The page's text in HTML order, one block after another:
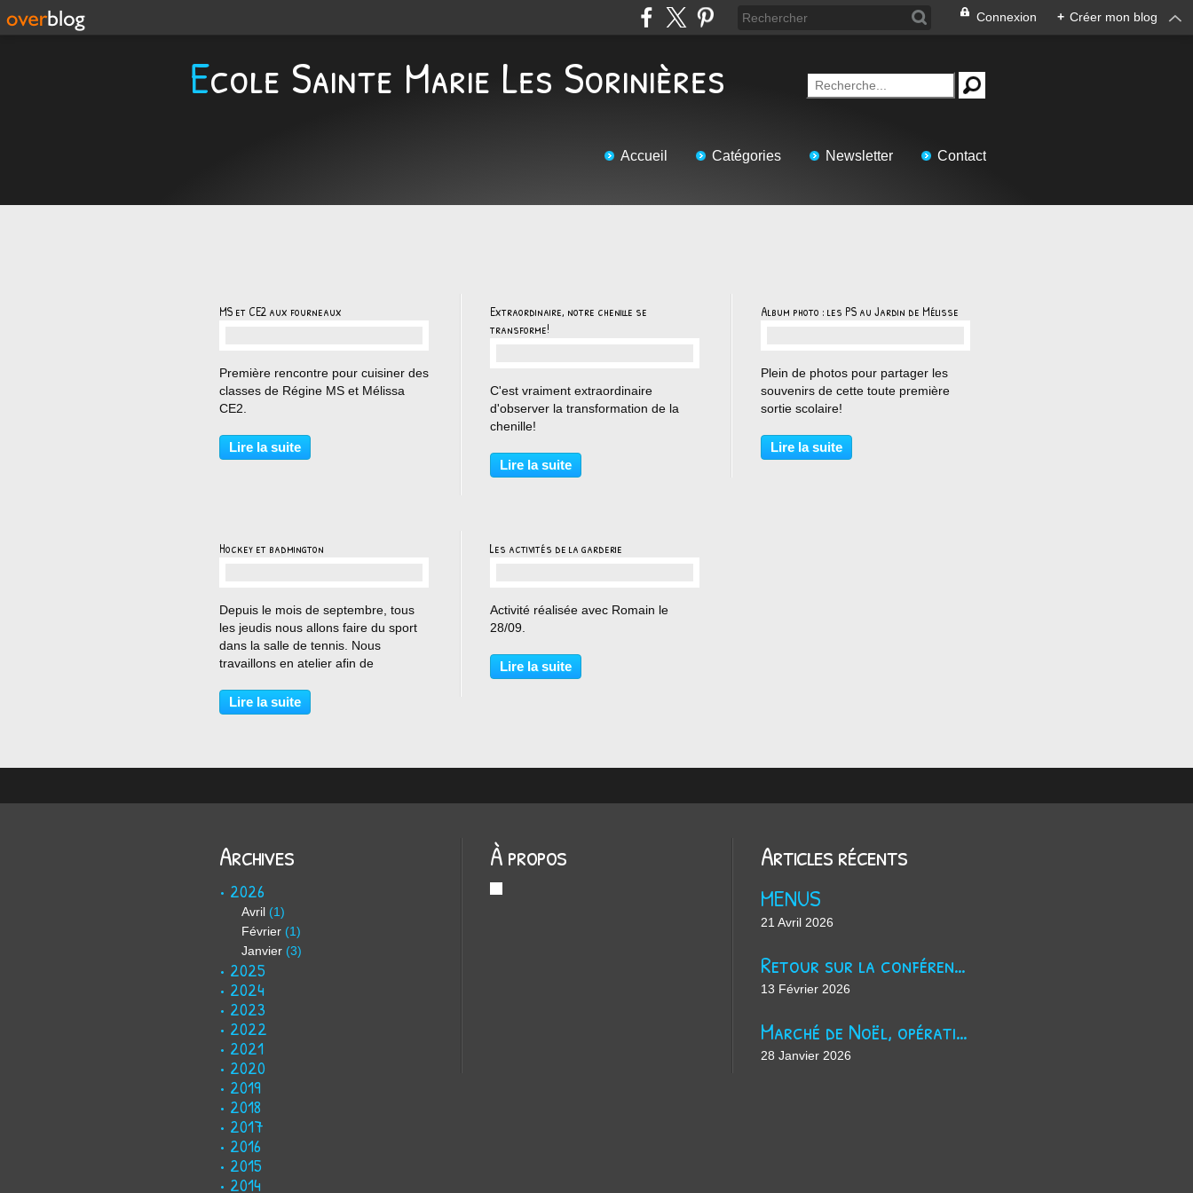
Connexion + Créer mon blog
Ecole Sainte Marie Les Sorinières
Accueil Catégories Newsletter Contact
MS et CE2 aux fourneaux
Première rencontre pour cuisiner des
classes de Régine MS et Mélissa
CE2.
Lire la suite
Extraordinaire, notre chenille se
transforme!
C'est vraiment extraordinaire
d'observer la transformation de la
chenille!
Lire la suite
Album photo : les PS au Jardin de Mélisse
Plein de photos pour partager les
souvenirs de cette toute première
sortie scolaire!
Lire la suite
Hockey et badmington
Depuis le mois de septembre, tous
les jeudis nous allons faire du sport
dans la salle de tennis. Nous
travaillons en atelier afin de
Ce n'est pas toujours très facile
d'être précis mais nous essayons de
Lire la suite
Les activités de la garderie
Activité réalisée avec Romain le
28/09.
Lire la suite
Archives
2026
Avril (1)
Février (1)
Janvier (3)
2025
2024
2023
2022
2021
2020
2019
2018
2017
2016
2015
2014
À propos Articles récents
MENUS
21 Avril 2026
Retour sur la conférence sur le harcèlement scolaire !
13 Février 2026
Marché de Noël, opération jus de pomme et maintenant ?
28 Janvier 2026